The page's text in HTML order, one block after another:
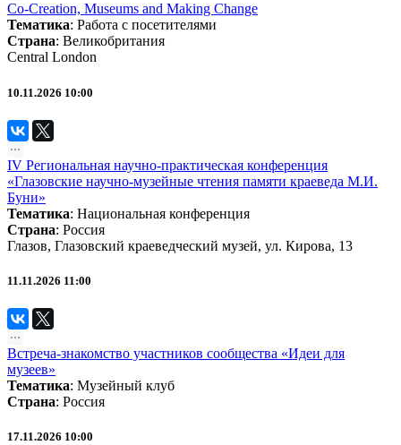
Co-Creation, Museums and Making Change
Тематика: Работа с посетителями
Страна: Великобритания
Central London
10.11.2026 10:00
IV Региональная научно-практическая конференция
«Глазовские научно-музейные чтения памяти краеведа М.И.
Буни»
Тематика: Национальная конференция
Страна: Россия
Глазов, Глазовский краеведческий музей, ул. Кирова, 13
11.11.2026 11:00
Встреча-знакомство участников сообщества «Идеи для
музеев»
Тематика: Музейный клуб
Страна: Россия
17.11.2026 10:00